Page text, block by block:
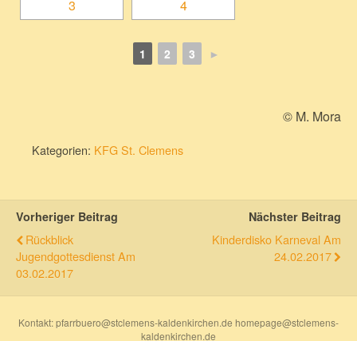
1 2 3 ►
© M. Mora
Kategorien: KFG St. Clemens
Vorheriger Beitrag
Rückblick
Jugendgottesdienst Am
03.02.2017
Nächster Beitrag
Kinderdisko Karneval Am
24.02.2017
Kontakt: pfarrbuero@stclemens-kaldenkirchen.de homepage@stclemens-
kaldenkirchen.de